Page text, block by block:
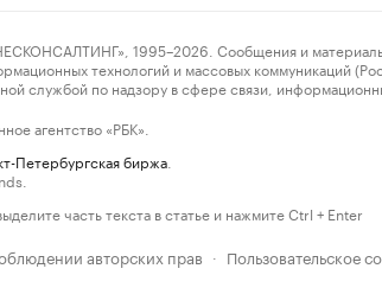
1995–2026. Сообщения и материалы
технологий и массовых коммуникаций
службой по надзору в сфере связи,
агентство «РБК».
Петербургская биржа
часть текста в статье и нажмите Ctrl + Enter
авторских прав · Пользовательское